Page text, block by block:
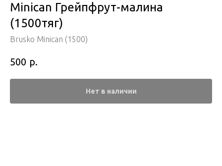
Minican Грейпфрут-малина
(1500тяг)
Brusko Minican (1500)
500 р.
Нет в наличии